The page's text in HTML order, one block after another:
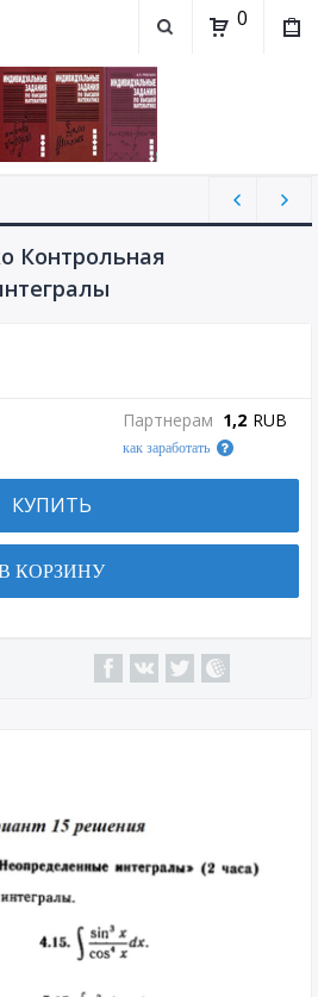
0
Контрольная
Партнерам 1,2 RUB
как заработать
КУПИТЬ
КОРЗИНУ